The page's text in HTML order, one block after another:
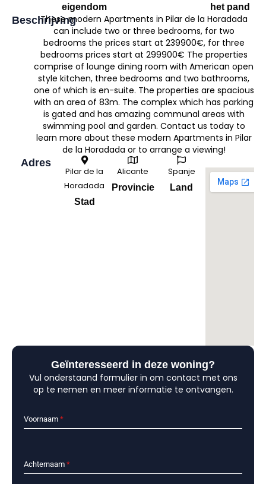
eigendom
het pand
Beschrijving
These modern Apartments in Pilar de la Horadada
can include two or three bedrooms, for two
bedrooms the prices start at 239900€, for three
bedrooms prices start at 299900€ The properties
comprise of lounge dining room with American open
style kitchen, three bedrooms and two bathrooms,
one of which is en-suite. The properties are spacious
with an area of 83m. The complex which has parking
is gated and has amazing communal areas with
swimming pool and garden. Contact us today to
learn more about these modern Apartments in Pilar
de la Horadada or to arrange a viewing!
Adres
Pilar de la
Horadada
Stad
Alicante
Provincie
Spanje
Land
Geïnteresseerd in deze woning?
Vul onderstaand formulier in om contact met ons
op te nemen en meer informatie te ontvangen.
Voornaam *
Achternaam *